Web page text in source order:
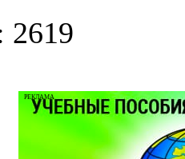
2619
РЕКЛАМА